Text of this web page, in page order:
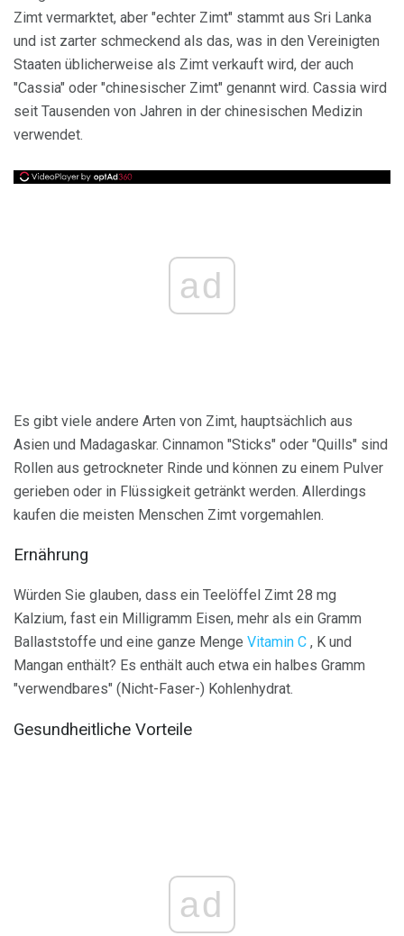
Zimt vermarktet, aber "echter Zimt" stammt aus Sri Lanka
und ist zarter schmeckend als das, was in den Vereinigten
Staaten üblicherweise als Zimt verkauft wird, der auch
"Cassia" oder "chinesischer Zimt" genannt wird. Cassia wird
seit Tausenden von Jahren in der chinesischen Medizin
verwendet.
ad
Es gibt viele andere Arten von Zimt, hauptsächlich aus
Asien und Madagaskar. Cinnamon "Sticks" oder "Quills" sind
Rollen aus getrockneter Rinde und können zu einem Pulver
gerieben oder in Flüssigkeit getränkt werden. Allerdings
kaufen die meisten Menschen Zimt vorgemahlen.
Ernährung
Würden Sie glauben, dass ein Teelöffel Zimt 28 mg
Kalzium, fast ein Milligramm Eisen, mehr als ein Gramm
Ballaststoffe und eine ganze Menge Vitamin C , K und
Mangan enthält? Es enthält auch etwa ein halbes Gramm
"verwendbares" (Nicht-Faser-) Kohlenhydrat.
Gesundheitliche Vorteile
ad